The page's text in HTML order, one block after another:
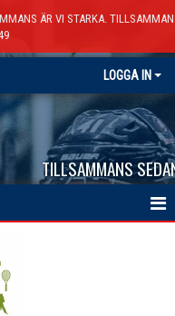
ÄR VI STARKA.
LOGGA IN
TILLSAMMANS